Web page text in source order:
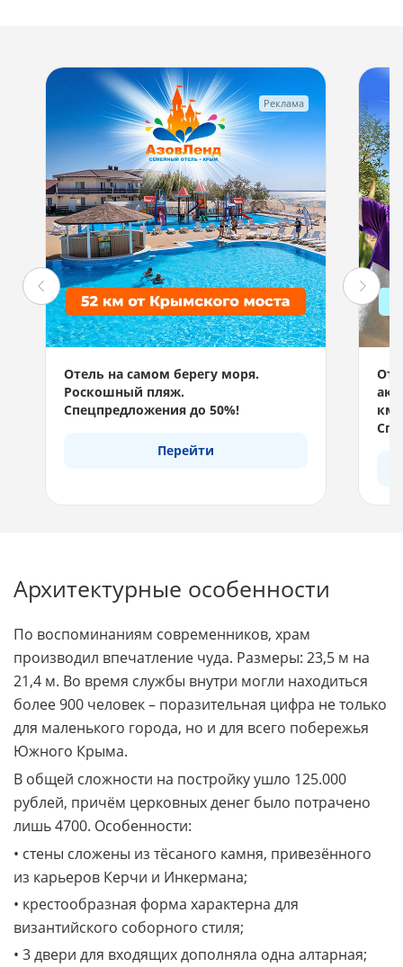
Реклама
Отель на самом берегу моря.
Роскошный пляж.
Спецпредложения до 50%!
Перейти
км
Архитектурные особенности
По воспоминаниям современников, храм
производил впечатление чуда. Размеры: 23,5 м на
21,4 м. Во время службы внутри могли находиться
более 900 человек – поразительная цифра не только
для маленького города, но и для всего побережья
Южного Крыма.
В общей сложности на постройку ушло 125.000
рублей, причём церковных денег было потрачено
лишь 4700. Особенности:
• стены сложены из тёсаного камня, привезённого
из карьеров Керчи и Инкермана;
• крестообразная форма характерна для
византийского соборного стиля;
• 3 двери для входящих дополняла одна алтарная;